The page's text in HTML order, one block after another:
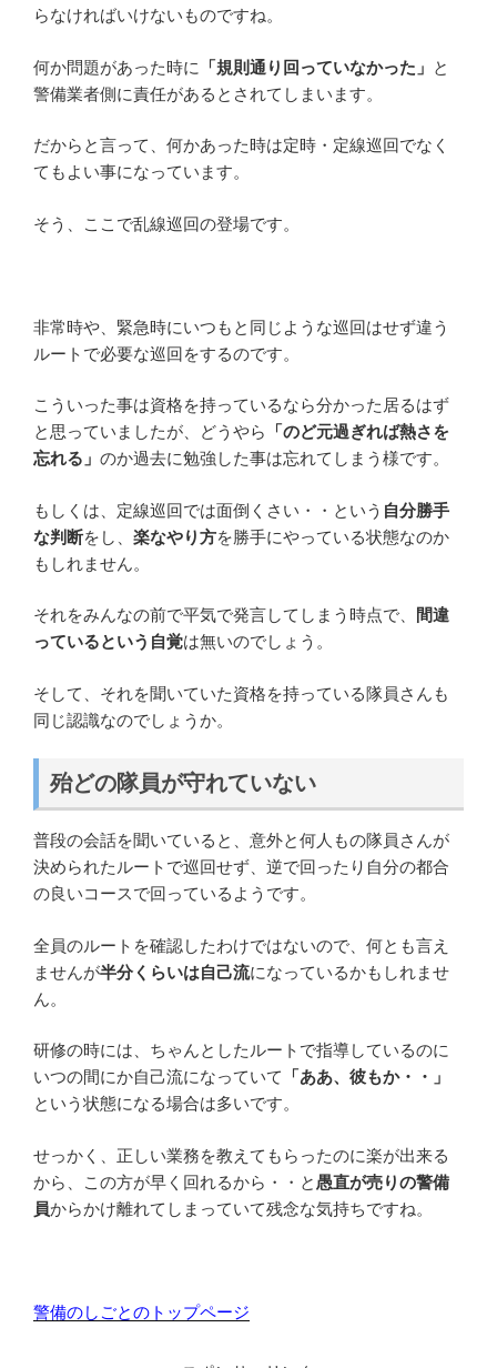
らなければいけないものですね。
何か問題があった時に 「規則通り回っていなかった」 と
警備業者側に責任があるとされてしまいます。
だからと言って、何かあった時は定時・定線巡回でなく
てもよい事になっています。
そう、ここで乱線巡回の登場です。
非常時や、緊急時にいつもと同じような巡回はせず違う
ルートで必要な巡回をするのです。
こういった事は資格を持っているなら分かった居るはず
と思っていましたが、どうやら
「のど元過ぎれば熱さを
忘れる」 のか過去に勉強した事は忘れてしまう様です。
もしくは、定線巡回では面倒くさい・・という 自分勝手
な判断をし、 楽なやり方を勝手にやっている状態なのか
もしれません。
それをみんなの前で平気で発言してしまう時点で、
間違
っているという自覚は無いのでしょう。
そして、それを聞いていた資格を持っている隊員さんも
同じ認識なのでしょうか。
殆どの隊員が守れていない
普段の会話を聞いていると、意外と何人もの隊員さんが
決められたルートで巡回せず、逆で回ったり自分の都合
の良いコースで回っているようです。
全員のルートを確認したわけではないので、何とも言え
ませんが半分くらいは自己流になっているかもしれませ
ん。
研修の時には、ちゃんとしたルートで指導しているのに
いつの間にか自己流になっていて
「ああ、彼もか・・」
という状態になる場合は多いです。
せっかく、正しい業務を教えてもらったのに楽が出来る
から、この方が早く回れるから・・と 愚直が売りの警備
員からかけ離れてしまっていて残念な気持ちですね。
警備のしごとのトップページ